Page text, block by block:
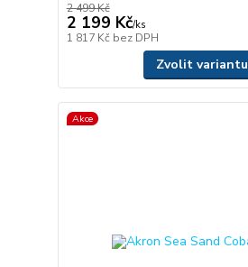
2 499 Kč
2 199 Kč/ks
1 817 Kč bez DPH
Zvolit variantu
Akce